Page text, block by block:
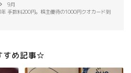
9月
手数料200円。株主優待の1000円クオカード到
すめ記事☆